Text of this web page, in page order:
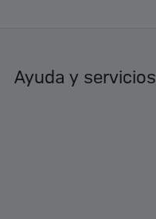
Ayuda y servicios